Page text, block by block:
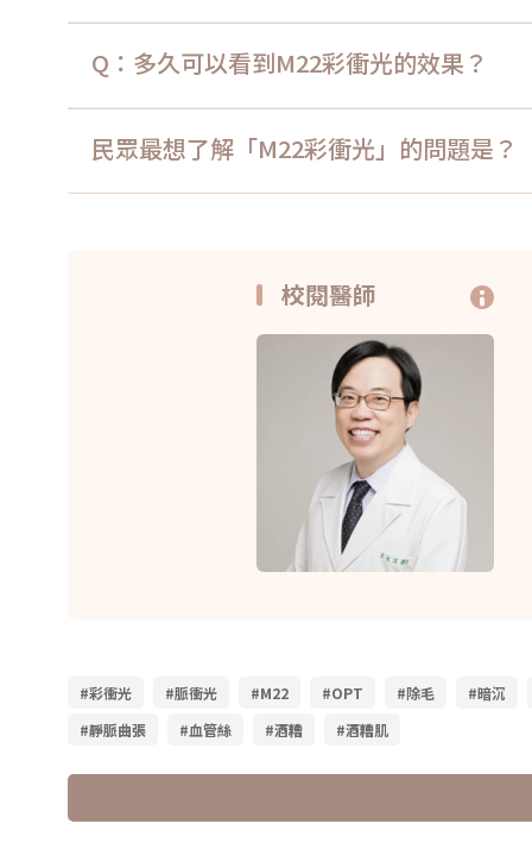
Q：多久可以看到M22彩衝光的效果？
民眾最想了解「M22彩衝光」的問題是？
校閱醫師
#彩衝光 #脈衝光 #M22 #OPT #除毛
#暗沉
#靜脈曲張
#血管絲 #酒糟 #酒糟肌